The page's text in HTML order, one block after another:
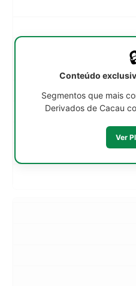
Conteúdo
Segmentos que mais
Derivados de Cacau
Ver